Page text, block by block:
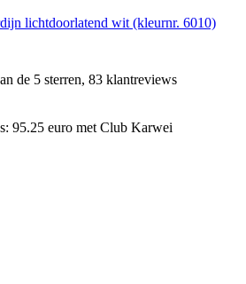
lichtdoorlatend wit (kleurnr. 6010)
de 5 sterren, 83 klantreviews
95.25 euro met Club Karwei